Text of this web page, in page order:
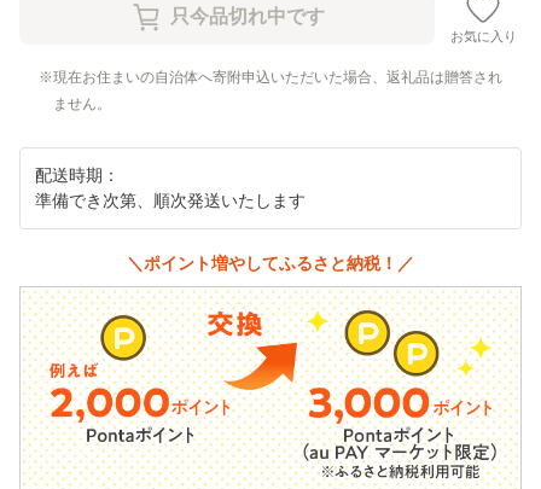
お気に入り
現在お住まいの自治体へ寄附申込いただいた場合、返礼品は贈答され
ません。
配送時期：
準備でき次第、順次発送いたします
＼ポイント増やしてふるさと納税！／